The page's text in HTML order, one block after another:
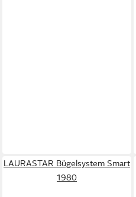
LAURASTAR Bügelsystem Smart
1980